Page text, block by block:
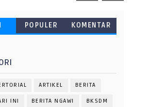
POPULER KOMENTAR
ARTIKEL BERITA
INI BERITA NGAWI BKSDM